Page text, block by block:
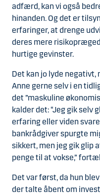
adfærd, kan vi også
hinanden. Og det er
erfaringer, at drenge
deres mere
hurtige gevinster.
Det kan jo lyde negativt,
Anne gerne selv i en
det ”maskuline
kalder det: “Jeg gik selv
erfaring eller viden
bankrådgiver spurgte
sikkert, men jeg gik glip
penge til at vokse,”
Det var først, da hun
der talte åbent om